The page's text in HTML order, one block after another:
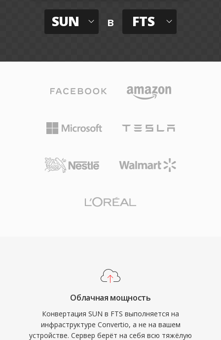
SUN в FTS
Облачная мощность
Конвертация SUN в FTS выполняется на
инфраструктуре Convertio, а не на вашем
устройстве. Сервер берёт на себя всю тяжёлую